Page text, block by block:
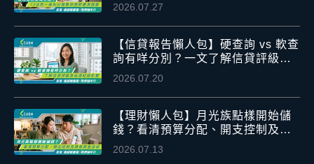
2026.07.27
【信貸報告懶人包】硬查詢 vs 軟查
詢有咩分別？一文了解信貸評級及
信貸紀錄影響
2026.07.20
【理財懶人包】月光族點樣開始儲
錢？看清預算分配、開支控制及應
急資金安排
2026.07.13